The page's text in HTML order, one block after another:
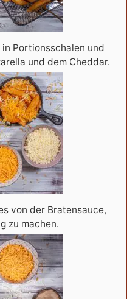
Portionsschalen und
und dem Cheddar.
von der Bratensauce,
zu machen.